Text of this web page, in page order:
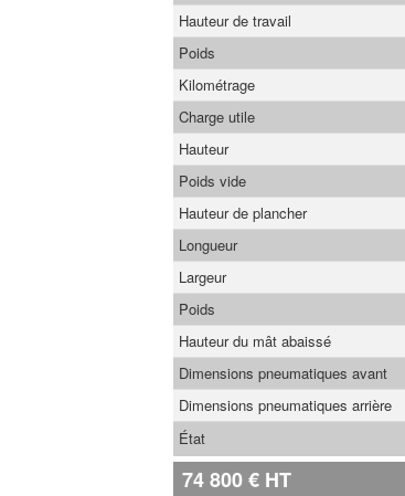
Hauteur de travail
Poids
Kilométrage
Charge utile
Hauteur
Poids vide
Hauteur de plancher
Longueur
Largeur
Poids
Hauteur du mât abaissé
Dimensions pneumatiques avant
Dimensions pneumatiques arrière
État
74 800€ HT